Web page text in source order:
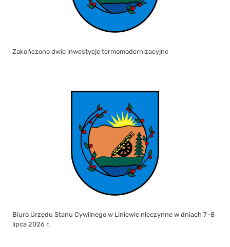
Zakończono dwie inwestycje termomodernizacyjne
Biuro Urzędu Stanu Cywilnego w Liniewie nieczynne w dniach 7–8
lipca 2026 r.